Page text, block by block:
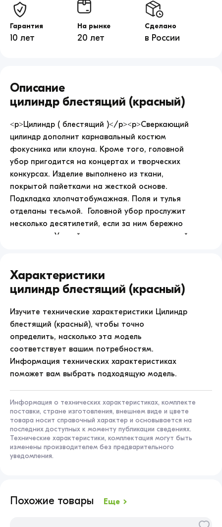
Гарантия
10 лет
На рынке
20 лет
Сделано
в России
(красный)
продажа
4150.
Описание
Цилиндр блестящий (красный)
<p>Цилиндр ( блестящий )</p><p>Сверкающий
цилиндр дополнит карнавальный костюм
фокусника или клоуна. Кроме того, головной
убор пригодится на концертах и творческих
конкурсах. Изделие выполнено из ткани,
покрытой пайетками на жесткой основе.
Подкладка хлопчатобумажная. Поля и тулья
отделаны тесьмой. Головной убор прослужит
несколько десятилетий, если за ним бережно
ухаживать. Удаляйте с него загрязнение сухой
Где купить Цилиндр блестящий (красный)
на нашем сайте. Оформите заказ и наш
менеджер свяжется с вами в ближайшее время
для уточнения деталей заказа.
Характеристики
Цилиндр блестящий (красный)
Изучите технические характеристики Цилиндр
блестящий (красный), чтобы точно
определить, насколько эта модель
соответствует вашим потребностям.
Информация технических характеристиках
поможет вам выбрать подходящую модель.
Информация о технических характеристиках, комплекте
поставки, стране изготовления, внешнем виде и цвете
товара носит справочный характер и основывается на
последних доступных к моменту публикации сведениях.
Технические характеристики, комплектация могут быть
изменены производителем без предварительного
уведомления.
Похожие товары Еще